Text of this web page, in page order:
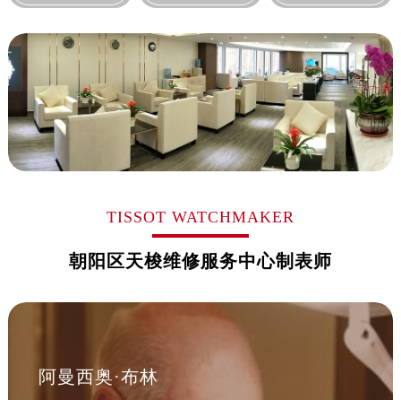
TISSOT WATCHMAKER
朝阳区天梭维修服务中心制表师
阿曼西奥·布林